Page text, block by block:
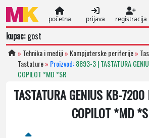
početna prijava registracija
kupac:gost
» Tehnika i mediji» Kompjuterske periferije»
Tastature» Proizvod:8893-3 | TASTATURA
COPILOT *MD *SR
TASTATURA GENIUS KB-
COPILOT *MD